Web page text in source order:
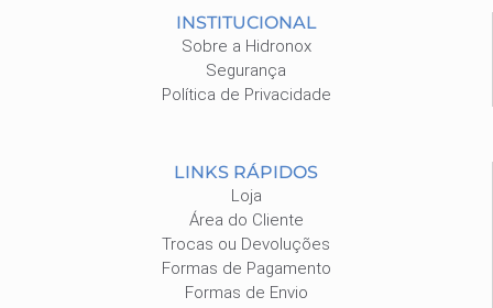
INSTITUCIONAL
Sobre a Hidronox
Segurança
Política de Privacidade
LINKS RÁPIDOS
Loja
Área do Cliente
Trocas ou Devoluções
Formas de Pagamento
Formas de Envio